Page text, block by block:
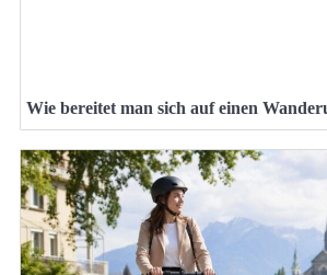
Wie bereitet man sich auf einen